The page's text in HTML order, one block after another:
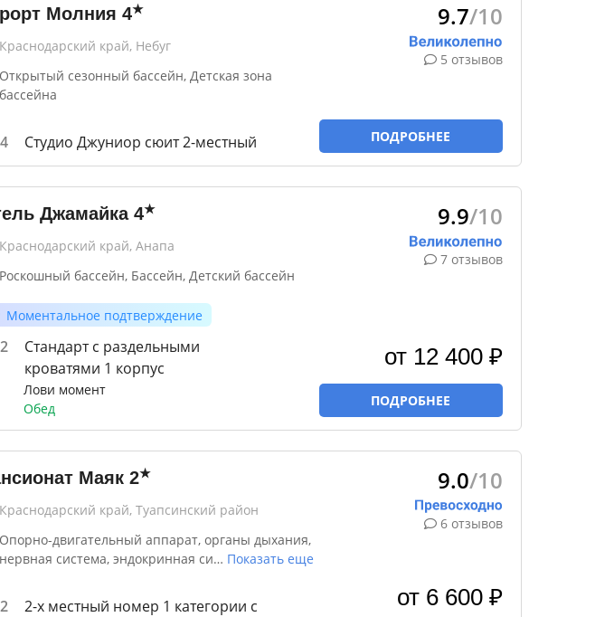
Молния 4★
Краснодарский край, Небуг
Открытый сезонный бассейн, Детская зона
бассейна
4 Студио Джуниор сюит 2-местный
9.7/10
5 отзывов
ПОДРОБНЕЕ
Джамайка 4★
Краснодарский край, Анапа
Роскошный бассейн, Бассейн, Детский бассейн
Моментальное подтверждение
2
Стандарт с раздельными
кроватями 1 корпус
Лови момент
Обед
9.9/10
7 отзывов
от 12 400 ₽
ПОДРОБНЕЕ
Маяк 2★
Краснодарский край, Туапсинский район
Опорно-двигательный аппарат, органы дыхания,
нервная система, эндокринная си… Показать еще
2
2-x местный номер 1 категории с
9.0/10
6 отзывов
от 6 600 ₽